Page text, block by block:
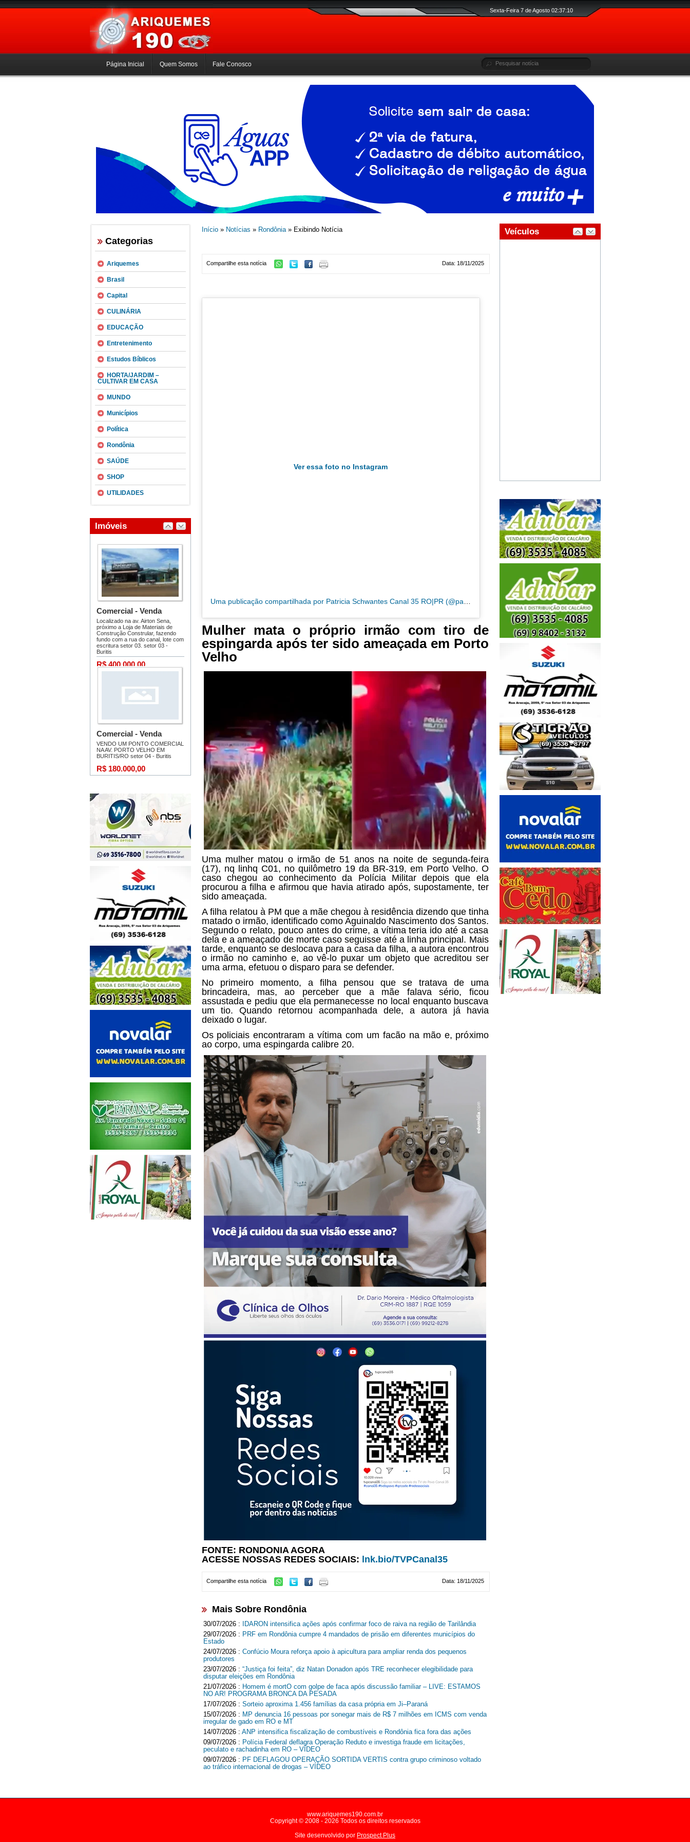
Sexta-Feira 7 de Agosto 02:37:10
Página Inicial Quem Somos Fale Conosco
Categorias
Ariquemes
Brasil
Capital
CULINÁRIA
EDUCAÇÃO
Entretenimento
Estudos Bíblicos
HORTA/JARDIM –
CULTIVAR EM CASA
MUNDO
Municípios
Política
Rondônia
SAÚDE
SHOP
UTILIDADES
Início» Notícias » Rondônia» Exibindo Notícia
Data: 18/11/2025
Compartilhe esta notícia
Ver essa foto no Instagram
Mulher mata o próprio irmão com tiro de
espingarda após ter sido ameaçada em Porto
Velho
Uma mulher matou o irmão de 51 anos na noite de segunda-feira
(17), nq linhq C01, no quilômetro 19 da BR-319, em Porto Velho. O
caso chegou ao conhecimento da Polícia Militar depois que ela
procurou a filha e afirmou que havia atirado após, supostamente, ter
sido ameaçada.
A filha relatou à PM que a mãe chegou à residência dizendo que tinha
matado o irmão, identificado como Aguinaldo Nascimento dos Santos.
Segundo o relato, pouco antes do crime, a vítima teria ido até a casa
dela e a ameaçado de morte caso seguisse até a linha principal. Mais
tarde, enquanto se deslocava para a casa da filha, a autora encontrou
o irmão no caminho e, ao vê-lo puxar um objeto que acreditou ser
uma arma, efetuou o disparo para se defender.
No primeiro momento, a filha pensou que se tratava de uma
brincadeira, mas, ao perceber que a mãe falava sério, ficou
assustada e pediu que ela permanecesse no local enquanto buscava
um tio. Quando retornou acompanhada dele, a autora já havia
deixado o lugar.
Os policiais encontraram a vítima com um facão na mão e, próximo
ao corpo, uma espingarda calibre 20.
FONTE: RONDONIA AGORA
ACESSE NOSSAS REDES SOCIAIS: lnk.bio/TVPCanal35
Data: 18/11/2025
Compartilhe esta notícia
Mais Sobre Rondônia
30/07/2026 : IDARON intensifica ações após confirmar foco de raiva na região de Tarilândia
29/07/2026 : PRF em Rondônia cumpre 4 mandados de prisão em diferentes municípios do
Estado
24/07/2026 : Confúcio Moura reforça apoio à apicultura para ampliar renda dos pequenos
produtores
23/07/2026 : “Justiça foi feita”, diz Natan Donadon após TRE reconhecer elegibilidade para
disputar eleições em Rondônia
21/07/2026 : Homem é mortO com golpe de faca após discussão familiar – LIVE: ESTAMOS
NO AR! PROGRAMA BRONCA DA PESADA
17/07/2026 : Sorteio aproxima 1.456 famílias da casa própria em Ji–Paraná
15/07/2026 : MP denuncia 16 pessoas por sonegar mais de R$ 7 milhões em ICMS com venda
irregular de gado em RO e MT
14/07/2026 : ANP intensifica fiscalização de combustíveis e Rondônia fica fora das ações
09/07/2026 : Polícia Federal deflagra Operação Reduto e investiga fraude em licitações,
peculato e rachadinha em RO – VÍDEO
09/07/2026 : PF DEFLAGOU OPERAÇÃO SORTIDA VERTIS contra grupo criminoso voltado
ao tráfico internacional de drogas – VÍDEO
www.ariquemes190.com.br
Copyright © 2008 - 2026 Todos os direitos reservados
Site desenvolvido por Prospect Plus